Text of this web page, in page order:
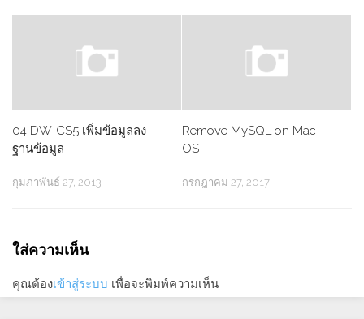
04 DW-CS5 เพิ่มข้อมูลลง
ฐานข้อมูล
กุมภาพันธ์ 27, 2013
Remove MySQL on Mac
OS
กรกฎาคม 27, 2017
ใส่ความเห็น
คุณต้องเข้าสู่ระบบ เพื่อจะพิมพ์ความเห็น